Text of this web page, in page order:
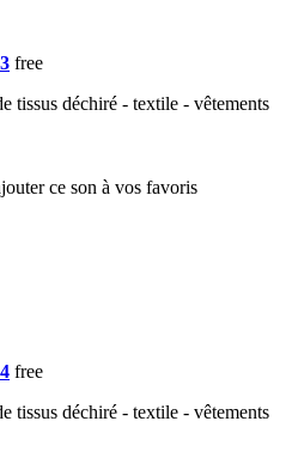
free
tissus déchiré - textile - vêtements
free
tissus déchiré - textile - vêtements